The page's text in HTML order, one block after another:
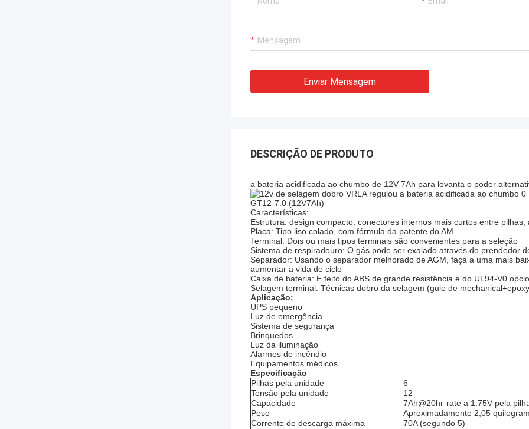
Enviar Mensagem
DESCRIÇÃO DE PRODUTO
a bateria acidificada ao chumbo de 12V 7Ah para levanta o poder
GT12-7.0 (12V7Ah)
Características:
Estrutura: design compacto, conectores internos mais curtos entre
Placa: Tipo liso colado, com fórmula da patente do AM
Terminal: Dois ou mais tipos terminais são convenientes para a seleção
Sistema de respiradouro: O gás pode ser exalado através do prendedor
Separador: Usando o separador melhorado de AGM, faça a uma mais
aumentar a vida de ciclo
Caixa de bateria: É feito do ABS de grande resistência e do UL94-V0
Selagem terminal: Técnicas dobro da selagem (gule de
Aplicação:
UPS pequeno
Luz de emergência
Sistema de segurança
Brinquedos
Luz da iluminação
Alarmes de incêndio
Equipamentos médicos
Especificação
Pilhas pela unidade
6
Tensão pela unidade
12
Capacidade
7Ah@20hr-rate a 1.75V pela
Peso
Aproximadamente 2,05
Corrente de descarga máxima
70A (segundo 5)